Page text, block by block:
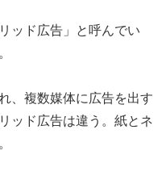
ッド広告」と呼んでい
、複数媒体に広告を出す
ッド広告は違う。紙とネ